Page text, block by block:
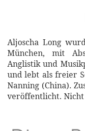
Aljoscha Long
München, mit
Anglistik und
und lebt als freier
Nanning (China).
veröffentlicht. Nicht